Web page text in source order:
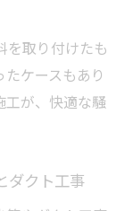
を取り付けたも
ケースもあり
工が、快適な騒
ダクト工事